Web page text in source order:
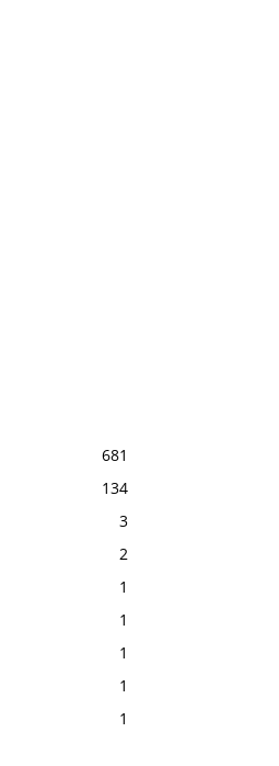
681
134
3
2
1
1
1
1
1